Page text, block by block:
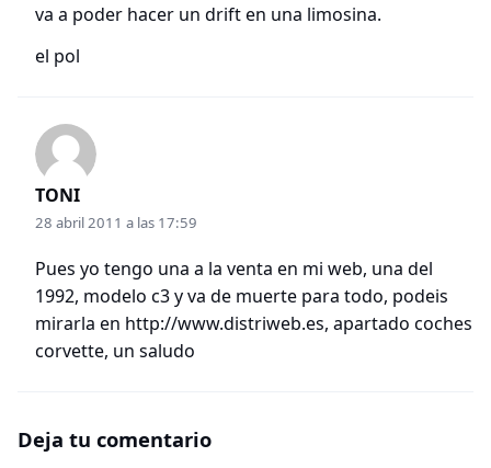
va a poder hacer un drift en una limosina.
el pol
TONI
28 abril 2011 a las 17:59
Pues yo tengo una a la venta en mi web, una del
1992, modelo c3 y va de muerte para todo, podeis
mirarla en http://www.distriweb.es, apartado coches
corvette, un saludo
Deja tu comentario